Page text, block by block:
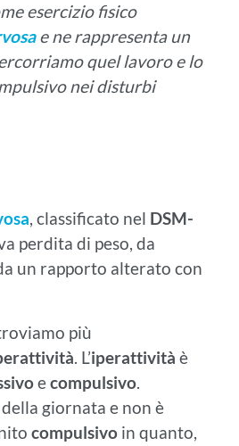
esercizio fisico
e ne rappresenta un
quel lavoro e lo
nei disturbi
, classificato nel DSM-
perdita di peso, da
un rapporto alterato con
più
. L’iperattività è
ecompulsivo.
giornata e non è
compulsivo in quanto,